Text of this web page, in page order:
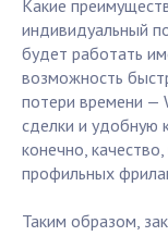
Какие
индивидуальный
будет работать
возможность
потери времени —
сделки и удобную
конечно,
профильных
Таким образом,